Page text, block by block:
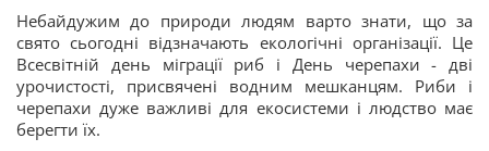
Небайдужим до природи людям варто знати, що за
свято сьогодні відзначають екологічні організації. Це
Всесвітній день міграції риб і День черепахи - дві
урочистості, присвячені водним мешканцям. Риби і
черепахи дуже важливі для екосистеми і людство має
берегти їх.